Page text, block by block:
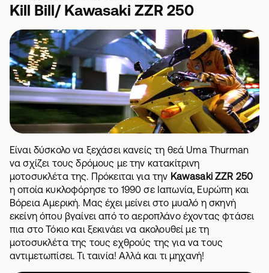
Kill Bill/ Kawasaki ZZR 250
Είναι δύσκολο να ξεχάσει κανείς τη θεά Uma Thurman
να σχίζει τους δρόμους με την κατακίτρινη
μοτοσυκλέτα της. Πρόκειται για την Kawasaki ZZR 250
η οποία κυκλοφόρησε το 1990 σε Ιαπωνία, Ευρώπη και
Βόρεια Αμερική. Μας έχει μείνει στο μυαλό η σκηνή
εκείνη όπου βγαίνει από το αεροπλάνο έχοντας φτάσει
πια στο Τόκιο και ξεκινάει να ακολουθεί με τη
μοτοσυκλέτα της τους εχθρούς της για να τους
αντιμετωπίσει. Τι ταινία! Αλλά και τι μηχανή!